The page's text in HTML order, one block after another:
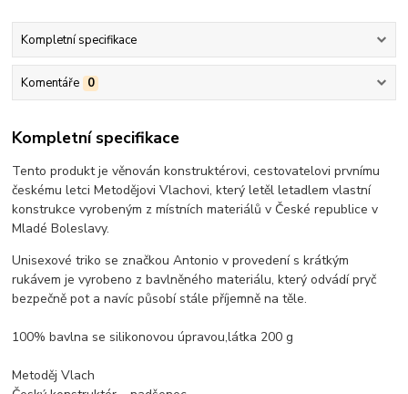
Kompletní specifikace
Komentáře 0
Kompletní specifikace
Tento produkt je věnován konstruktérovi, cestovatelovi prvnímu
českému letci Metodějovi Vlachovi, který letěl letadlem vlastní
konstrukce vyrobeným z místních materiálů v České republice v
Mladé Boleslavy.
Unisexové triko se značkou Antonio v provedení s krátkým
rukávem je vyrobeno z bavlněného materiálu, který odvádí pryč
bezpečně pot a navíc působí stále příjemně na těle.
100% bavlna se silikonovou úpravou,látka 200 g
Metoděj Vlach